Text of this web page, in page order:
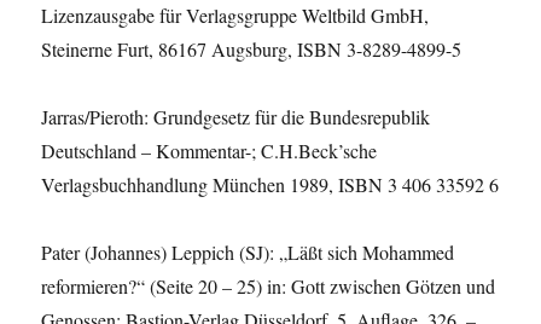
Lizenzausgabe für Verlagsgruppe Weltbild GmbH,
Steinerne Furt, 86167 Augsburg, ISBN 3-8289-4899-5
Jarras/Pieroth: Grundgesetz für die Bundesrepublik
Deutschland – Kommentar-; C.H.Beck’sche
Verlagsbuchhandlung München 1989, ISBN 3 406 33592 6
Pater (Johannes) Leppich (SJ): „Läßt sich Mohammed
reformieren?“ (Seite 20 – 25) in: Gott zwischen Götzen und